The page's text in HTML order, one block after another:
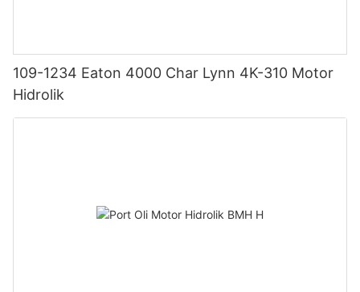
109-1234 Eaton 4000 Char Lynn 4K-310 Motor
Hidrolik